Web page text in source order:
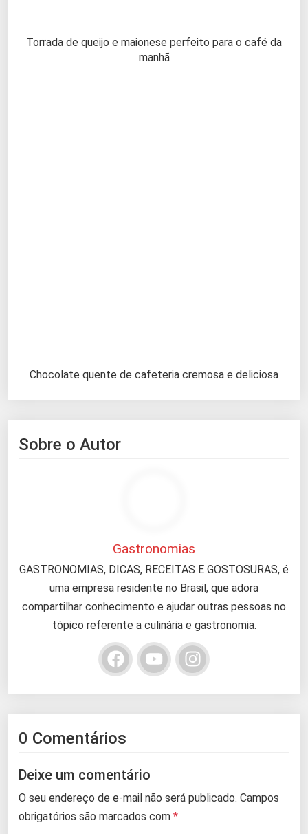
Torrada de queijo e maionese perfeito para o café da
manhã
Chocolate quente de cafeteria cremosa e deliciosa
Sobre o Autor
Gastronomias
GASTRONOMIAS, DICAS, RECEITAS E GOSTOSURAS, é
uma empresa residente no Brasil, que adora
compartilhar conhecimento e ajudar outras pessoas no
tópico referente a culinária e gastronomia.
0 Comentários
Deixe um comentário
O seu endereço de e-mail não será publicado. Campos
obrigatórios são marcados com *